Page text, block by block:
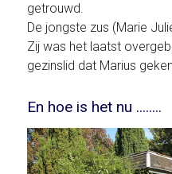
getrouwd.
De jongste zus (Marie
Zij was het laatst
gezinslid dat Marius
En hoe is het nu ........